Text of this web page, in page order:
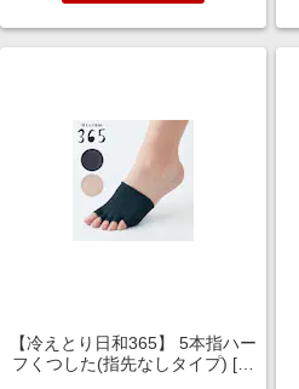
【冷えとり日和365】 5本指ハー
フくつした(指先なしタイプ) [日